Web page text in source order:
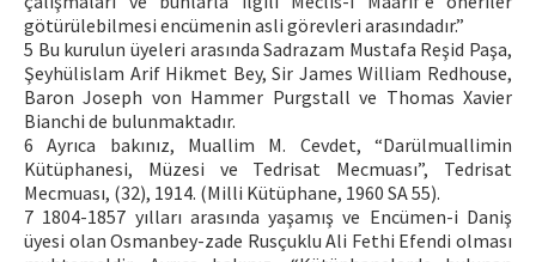
götürülebilmesi encümenin asli görevleri arasındadır.”
5 Bu kurulun üyeleri arasında Sadrazam Mustafa Reşid Paşa,
Şeyhülislam Arif Hikmet Bey, Sir James William Redhouse,
Baron Joseph von Hammer Purgstall ve Thomas Xavier
Bianchi de bulunmaktadır.
6 Ayrıca bakınız, Muallim M. Cevdet, “Darülmuallimin
Kütüphanesi, Müzesi ve Tedrisat Mecmuası”, Tedrisat
Mecmuası, (32), 1914. (Milli Kütüphane, 1960 SA 55).
7 1804-1857 yılları arasında yaşamış ve Encümen-i Daniş
üyesi olan Osmanbey-zade Rusçuklu Ali Fethi Efendi olması